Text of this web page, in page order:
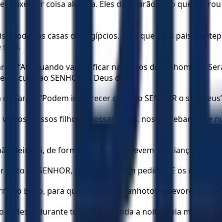
enxergar coisa alguma. Eles devorarão tudo que
e todas as casas dos egípcios. Algo que seus pais e
saiu.
“Até quando vamos ficar nas mãos desse homem?
culto ao SENHOR, o Deus deles”.
faraó. “Podem ir oferecer culto ao SENHOR o seu
nossos filhos e nossas filhas, nossos rebanhos e
deixarei, de forma alguma, que levem as crianças. É
ao SENHOR, como vocês têm pedido”. E os dois
do Egito, para que venham gafanhotos e devorem
do leste durante todo o dia e toda a noite. Pela manhã,